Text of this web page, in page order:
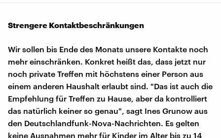
Strengere Kontaktbeschränkungen
Wir sollen bis Ende des Monats unsere Kontakte noch
mehr einschränken. Konkret heißt das, dass jetzt nur
noch private Treffen mit höchstens einer Person aus
einem anderen Haushalt erlaubt sind. "Das ist auch die
Empfehlung für Treffen zu Hause, aber da kontrolliert
das natürlich keiner so genau", sagt Ines Grunow aus
den Deutschlandfunk-Nova-Nachrichten. Es gelten
keine Ausnahmen mehr für Kinder im Alter bis zu 14